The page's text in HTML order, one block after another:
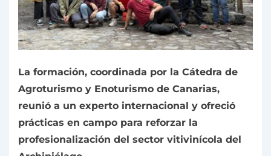
La formación, coordinada por la Cátedra de
Agroturismo y Enoturismo de Canarias,
reunió a un experto internacional y ofreció
prácticas en campo para reforzar la
profesionalización del sector vitivinícola del